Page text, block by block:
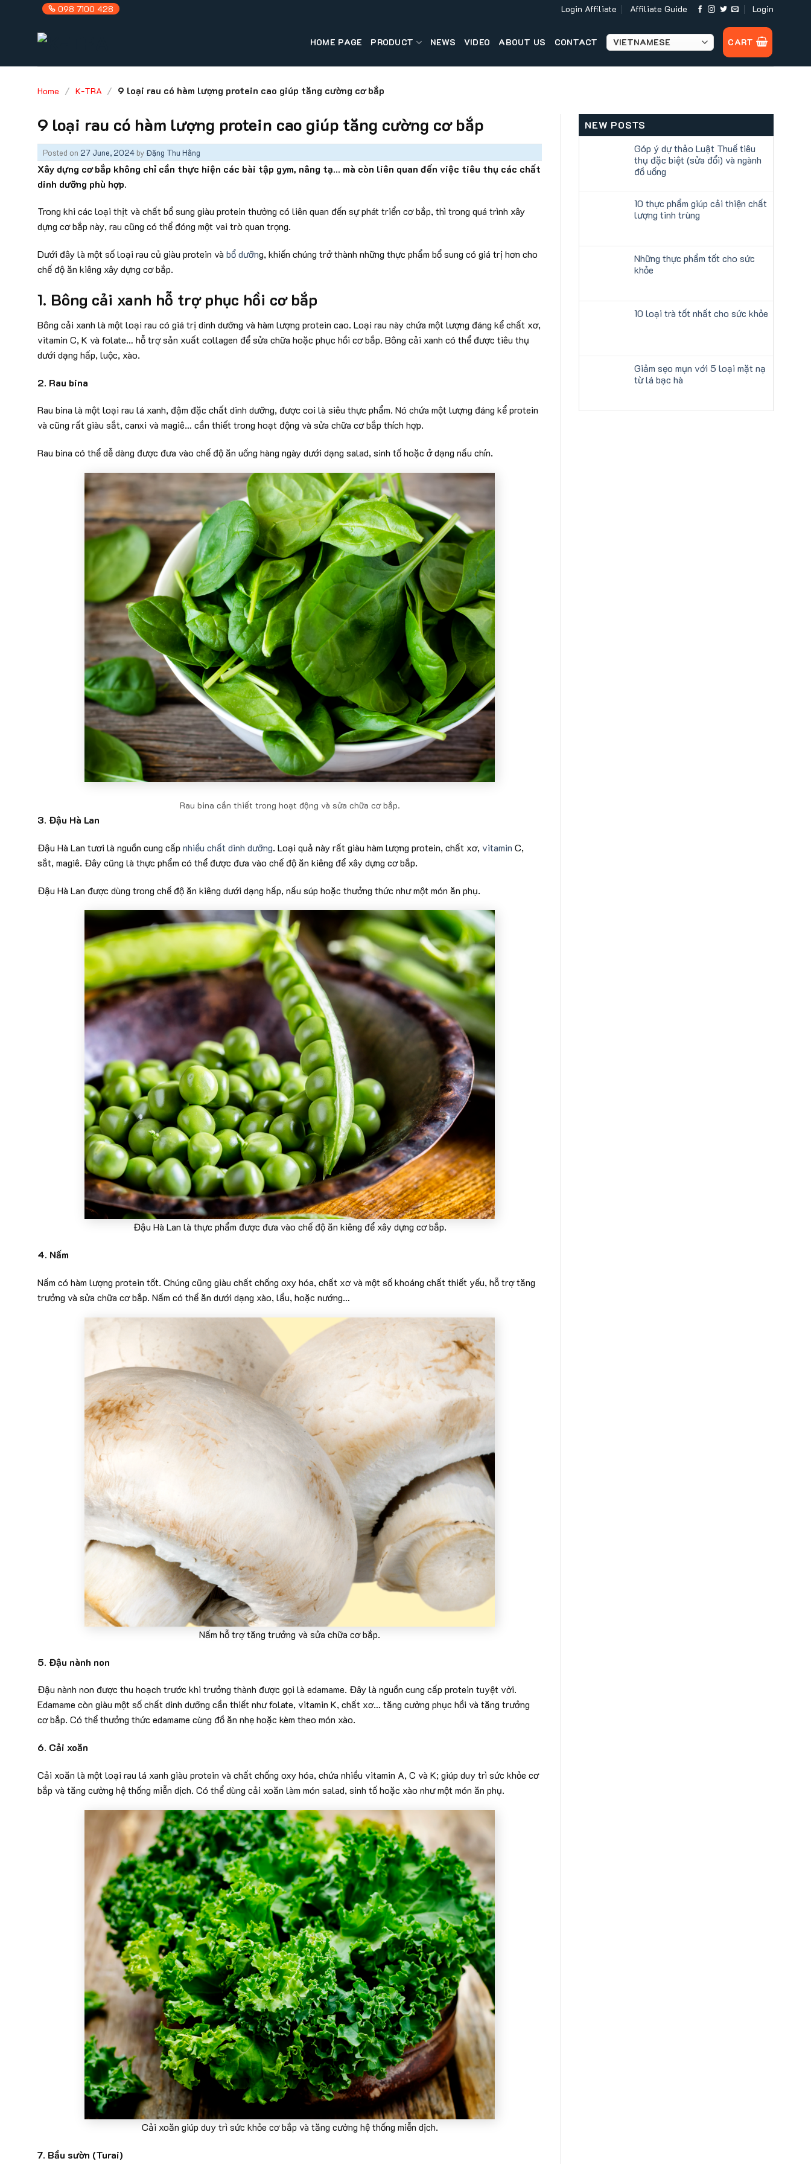
098 7100 428 Login Affiliate Affiliate Guide Login
HOME PAGE PRODUCT NEWS VIDEO ABOUT US CONTACT CART
Home / K-TRA / 9 loại rau có hàm lượng protein cao giúp tăng cường cơ bắp
9 loại rau có hàm lượng protein cao giúp tăng cường cơ bắp
Posted on 27 June, 2024 byĐặng Thu Hằng
Xây dựng cơ bắp không chỉ cần thực hiện các bài tập gym, nâng tạ… mà còn liên quan đến việc tiêu thụ các chất
dinh dưỡng phù hợp.
Trong khi các loại thịt và chất bổ sung giàu protein thường có liên quan đến sự phát triển cơ bắp, thì trong quá trình xây
dựng cơ bắp này, rau cũng có thể đóng một vai trò quan trọng.
Dưới đây là một số loại rau củ giàu protein và bổ dưỡng, khiến chúng trở thành những thực phẩm bổ sung có giá trị hơn cho
chế độ ăn kiêng xây dựng cơ bắp.
1. Bông cải xanh hỗ trợ phục hồi cơ bắp
Bông cải xanh là một loại rau có giá trị dinh dưỡng và hàm lượng protein cao. Loại rau này chứa một lượng đáng kể chất xơ,
vitamin C, K và folate… hỗ trợ sản xuất collagen để sửa chữa hoặc phục hồi cơ bắp. Bông cải xanh có thể được tiêu thụ
dưới dạng hấp, luộc, xào.
2. Rau bina
Rau bina là một loại rau lá xanh, đậm đặc chất dinh dưỡng, được coi là siêu thực phẩm. Nó chứa một lượng đáng kể protein
và cũng rất giàu sắt, canxi và magiê… cần thiết trong hoạt động và sửa chữa cơ bắp thích hợp.
Rau bina có thể dễ dàng được đưa vào chế độ ăn uống hàng ngày dưới dạng salad, sinh tố hoặc ở dạng nấu chín.
Rau bina cần thiết trong hoạt động và sửa chữa cơ bắp.
3. Đậu Hà Lan
Đậu Hà Lan tươi là nguồn cung cấp nhiều chất dinh dưỡng. Loại quả này rất giàu hàm lượng protein, chất xơ, vitamin C,
sắt, magiê. Đây cũng là thực phẩm có thể được đưa vào chế độ ăn kiêng để xây dựng cơ bắp.
Đậu Hà Lan được dùng trong chế độ ăn kiêng dưới dạng hấp, nấu súp hoặc thưởng thức như một món ăn phụ.
Đậu Hà Lan là thực phẩm được đưa vào chế độ ăn kiêng để xây dựng cơ bắp.
4. Nấm
Nấm có hàm lượng protein tốt. Chúng cũng giàu chất chống oxy hóa, chất xơ và một số khoáng chất thiết yếu, hỗ trợ tăng
trưởng và sửa chữa cơ bắp. Nấm có thể ăn dưới dạng xào, lẩu, hoặc nướng…
Nấm hỗ trợ tăng trưởng và sửa chữa cơ bắp.
5. Đậu nành non
Đậu nành non được thu hoạch trước khi trưởng thành được gọi là edamame. Đây là nguồn cung cấp protein tuyệt vời.
Edamame còn giàu một số chất dinh dưỡng cần thiết như folate, vitamin K, chất xơ… tăng cường phục hồi và tăng trưởng
cơ bắp. Có thể thưởng thức edamame cùng đồ ăn nhẹ hoặc kèm theo món xào.
6. Cải xoăn
Cải xoăn là một loại rau lá xanh giàu protein và chất chống oxy hóa, chứa nhiều vitamin A, C và K; giúp duy trì sức khỏe cơ
bắp và tăng cường hệ thống miễn dịch. Có thể dùng cải xoăn làm món salad, sinh tố hoặc xào như một món ăn phụ.
Cải xoăn giúp duy trì sức khỏe cơ bắp và tăng cường hệ thống miễn dịch.
7. Bầu sườn (Turai)
NEW POSTS
Góp ý dự thảo Luật Thuế tiêu
thụ đặc biệt (sửa đổi) và ngành
đồ uống
10 thực phẩm giúp cải thiện chất
lượng tinh trùng
Những thực phẩm tốt cho sức
khỏe
10 loại trà tốt nhất cho sức khỏe
Giảm sẹo mụn với 5 loại mặt nạ
từ lá bạc hà